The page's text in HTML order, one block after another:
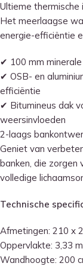
Ultieme
Het meerlaagse
energie-efficiëntie
✔ 100 mm
✔ OSB- en
efficiëntie
✔ Bitumineus dak
weersinvloeden
2-laags
Geniet van
banken, die
volledige
Technische
Afmetingen: 210 x
Oppervlakte: 3,33
Wandhoogte: 200